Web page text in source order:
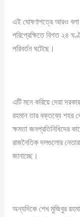
এই ঘোষণাপত্রে আরও বলা
পরিপ্রেক্ষিতে বিগত ২৪
পরিবর্তন ঘটেছে।
এটি মনে করিয়ে দেয়া
রহমান তার বক্তব্যে শহর
ক্ষমতা জনপ্রতিনিধিদের
রাজনৈতিক দলগুলোর
জানাচ্ছে।
অন্যদিকে শেখ মুজিবুর